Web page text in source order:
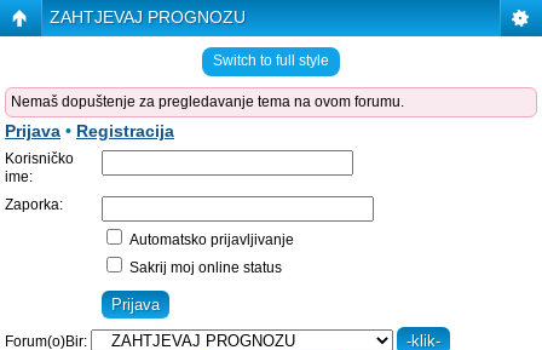
ZAHTJEVAJ PROGNOZU
Switch to full style
Nemaš dopuštenje za pregledavanje tema na ovom forumu.
Prijava • Registracija
Korisničko
ime:
Zaporka:
Automatsko prijavljivanje
Sakrij moj online status
Forum(o)Bir: